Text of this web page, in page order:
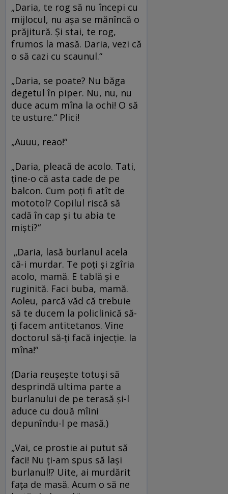
„Daria, te rog să nu începi cu
mijlocul, nu aşa se mănîncă o
prăjitură. Şi stai, te rog,
frumos la masă. Daria, vezi că
o să cazi cu scaunul.“
„Daria, se poate? Nu băga
degetul în piper. Nu, nu, nu
duce acum mîna la ochi! O să
te usture.“ Plici!
„Auuu, reao!“
„Daria, pleacă de acolo. Tati,
ţine-o că asta cade de pe
balcon. Cum poţi fi atît de
mototol? Copilul riscă să
cadă în cap şi tu abia te
mişti?“
„Daria, lasă burlanul acela
că-i murdar. Te poţi şi zgîria
acolo, mamă. E tablă şi e
ruginită. Faci buba, mamă.
Aoleu, parcă văd că trebuie
să te ducem la policlinică să-
ţi facem antitetanos. Vine
doctorul să-ţi facă injecţie. Ia
mîna!“
(Daria reuşeşte totuşi să
desprindă ultima parte a
burlanului de pe terasă şi-l
aduce cu două mîini
depunîndu-l pe masă.)
„Vai, ce prostie ai putut să
faci! Nu ţi-am spus să laşi
burlanul!? Uite, ai murdărit
faţa de masă. Acum o să ne